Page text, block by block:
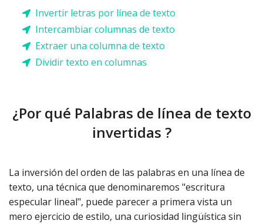
Invertir letras por línea de texto
Intercambiar columnas de texto
Extraer una columna de texto
Dividir texto en columnas
¿Por qué Palabras de línea de texto
invertidas ?
La inversión del orden de las palabras en una línea de
texto, una técnica que denominaremos "escritura
especular lineal", puede parecer a primera vista un
mero ejercicio de estilo, una curiosidad lingüística sin